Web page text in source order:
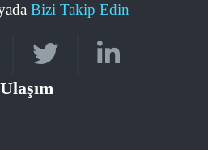
Bizi Takip Edin
Ulaşım